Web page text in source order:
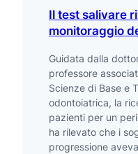
Il test salivare
monitoraggio
Guidata dalla
professore
Scienze di Base e
odontoiatrica, la
pazienti per un
ha rilevato che i
progressione